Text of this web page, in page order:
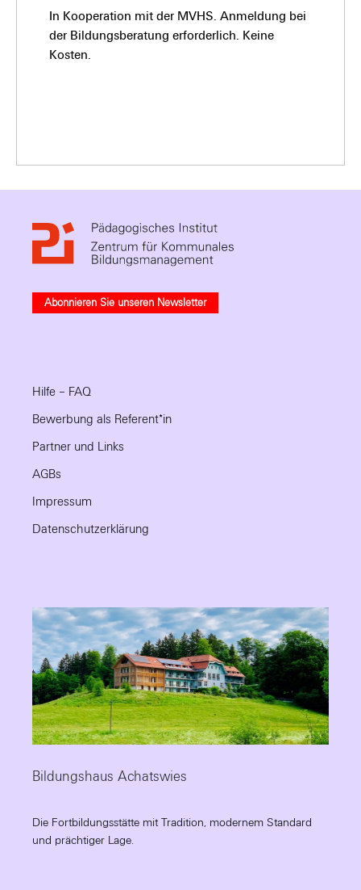
In Kooperation mit der MVHS. Anmeldung bei
der Bildungsberatung erforderlich. Keine
Kosten.
Abonnieren Sie unseren Newsletter
Hilfe – FAQ
Bewerbung als Referent*in
Partner und Links
AGBs
Impressum
Datenschutzerklärung
Bildungshaus Achatswies
Die Fortbildungsstätte mit Tradition, modernem Standard
und prächtiger Lage.